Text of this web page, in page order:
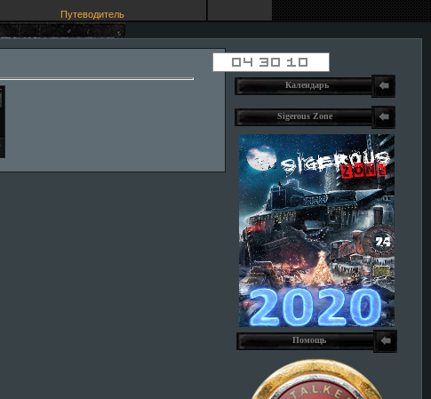
Путеводитель
Календарь
Sigerous Zone
Помощь